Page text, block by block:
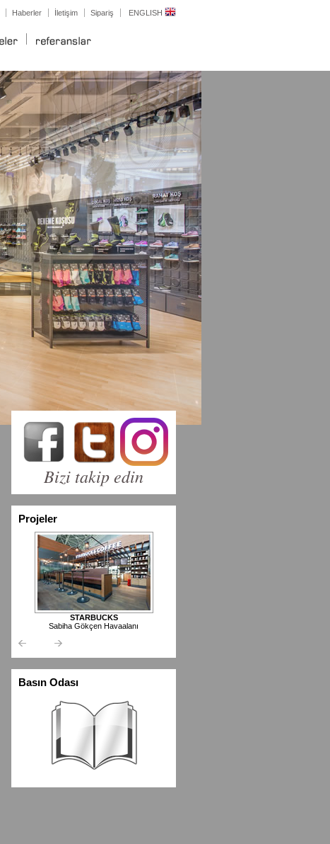
Haberler İletişim Sipariş ENGLISH
Bizi takip edin
Projeler
Basın Odası